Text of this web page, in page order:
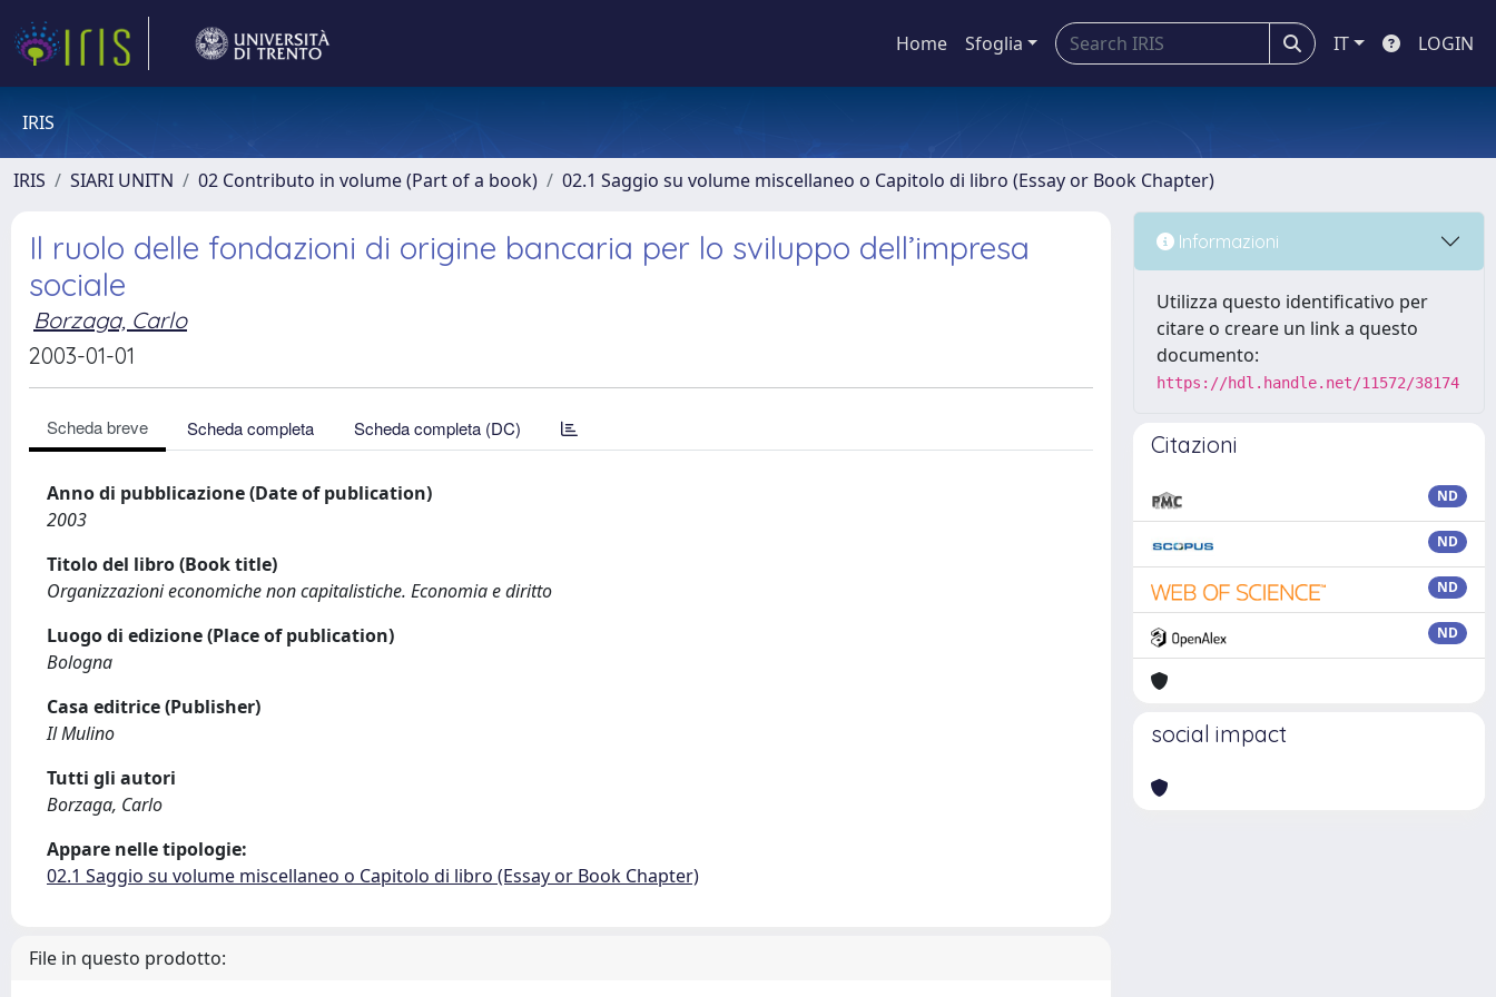
Home Sfoglia IT LOGIN
IRIS
IRIS SIARI UNITN 02 Contributo in volume (Part of a book) 02.1 Saggio su volume miscellaneo o Capitolo di libro (Essay or Book Chapter)
Il ruolo delle fondazioni di origine bancaria per lo sviluppo dell’impresa
sociale
Borzaga, Carlo
2003-01-01
Scheda breve Scheda completa Scheda completa (DC)
Anno di pubblicazione (Date of publication)
2003
Titolo del libro (Book title)
Organizzazioni economiche non capitalistiche. Economia e diritto
Luogo di edizione (Place of publication)
Bologna
Casa editrice (Publisher)
Il Mulino
Tutti gli autori
Borzaga, Carlo
Appare nelle tipologie:
02.1 Saggio su volume miscellaneo o Capitolo di libro (Essay or Book Chapter)
File in questo prodotto:
Informazioni
Utilizza questo identificativo per
citare o creare un link a questo
documento:
https://hdl.handle.net/11572/38174
Citazioni
ND
ND
ND
ND
social impact